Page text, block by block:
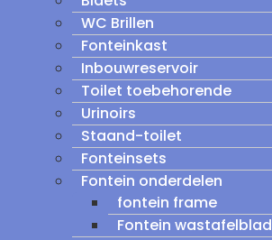
WC Brillen
Fonteinkast
Inbouwreservoir
Toilet toebehorende
Urinoirs
Staand-toilet
Fonteinsets
Fontein onderdelen
fontein frame
Fontein wastafelblad